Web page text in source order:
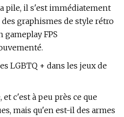
pile, il s'est immédiatement
graphismes de style rétro
gameplay FPS
LGBTQ + dans les jeux de
c'est à peu près ce que
mais qu'en est-il des armes